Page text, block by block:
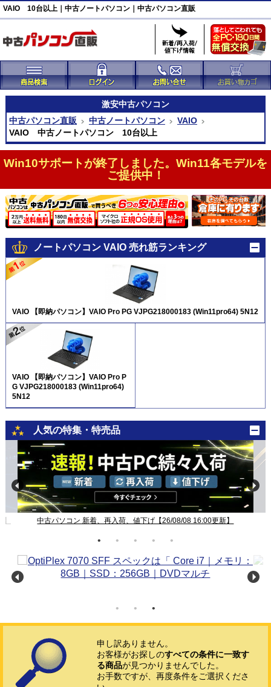
VAIO 10台以上｜中古ノートパソコン｜中古パソコン直販
激安中古パソコン
中古パソコン直販
中古ノートパソコン
VAIO
VAIO 中古ノートパソコン 10台以上
Win10サポートが終了しました。Win11各モデルを
ご提供中！
ノートパソコン VAIO 売れ筋ランキング
VAIO 【即納パソコン】VAIO Pro PG VJPG218000183 (Win11pro64) 5N12
VAIO 【即納パソコン】VAIO Pro P
G VJPG218000183 (Win11pro64)
5N12
人気の特集・特売品
中古パソコン 新着、再入荷、値下げ【26/08/08 16:00更新】
申し訳ありません。
お客様がお探しのすべての条件に一致す
る商品が見つかりませんでした。
お手数ですが、再度条件をご選択くださ